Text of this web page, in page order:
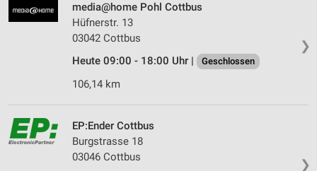
❯
media@home Pohl Cottbus
Hüfnerstr. 13
03042 Cottbus
Heute 09:00 - 18:00 Uhr |
Geschlossen
106,14 km
❯
EP:Ender Cottbus
Burgstrasse 18
03046 Cottbus